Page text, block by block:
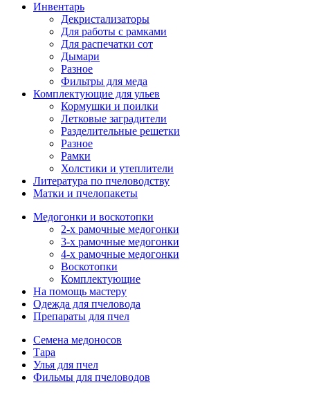
Инвентарь
Декристализаторы
Для работы с рамками
Для распечатки сот
Дымари
Разное
Фильтры для меда
Комплектующие для ульев
Кормушки и поилки
Летковые заградители
Разделительные решетки
Разное
Рамки
Холстики и утеплители
Литература по пчеловодству
Матки и пчелопакеты
Медогонки и воскотопки
2-х рамочные медогонки
3-х рамочные медогонки
4-х рамочные медогонки
Воскотопки
Комплектующие
На помощь мастеру
Одежда для пчеловода
Препараты для пчел
Семена медоносов
Тара
Улья для пчел
Фильмы для пчеловодов